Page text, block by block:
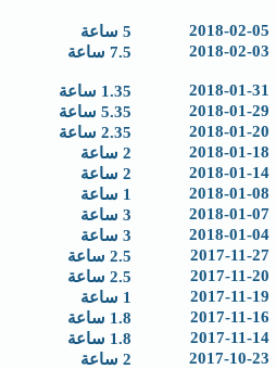
2018-02-05 5 ساعة
2018-02-03 7.5 ساعة
2018-01-31 1.35 ساعة
2018-01-29 5.35 ساعة
2018-01-20 2.35 ساعة
2018-01-18 2 ساعة
2018-01-14 2 ساعة
2018-01-08 1 ساعة
2018-01-07 3 ساعة
2018-01-04 3 ساعة
2017-11-27 2.5 ساعة
2017-11-20 2.5 ساعة
2017-11-19 1 ساعة
2017-11-16 1.8 ساعة
2017-11-14 1.8 ساعة
2017-10-23 2 ساعة